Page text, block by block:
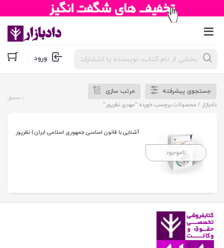
جستجوی
محصولات ورود
جستجوی پیشرفته
مرتب سازی
دادبازار / محصولات برچسب خورده “مهدی نظرپور”
1 محصول
ناموجود
آشنایی با قانون اساسی جمهوری اسلامی ایران | نظرپور